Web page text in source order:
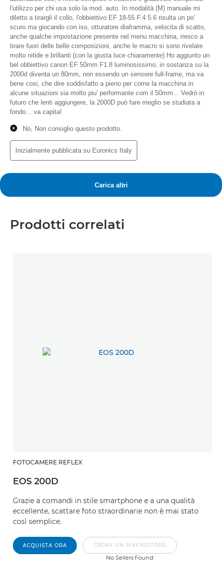
Prodotti correlati
FOTOCAMERE REFLEX
EOS 200D
Grazie a comandi in stile smartphone e a una qualità
eccellente, scattare foto straordinarie non è mai stato
così semplice.
ACQUISTA ORA TROVA UN RIVENDITORE
No Sellers Found